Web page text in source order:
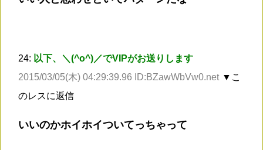
24: 以下、＼(^o^)／でVIPがお送りします
2015/03/05(木) 04:29:39.96 ID:BZawWbVw0.net ▼こ
のレスに返信
いいのかホイホイついてっちゃって